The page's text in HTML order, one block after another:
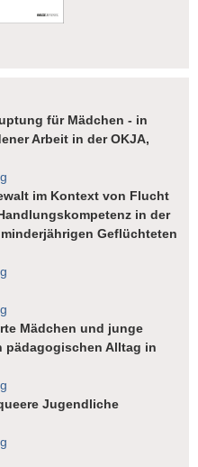
für Mädchen - in
Arbeit in der OKJA,
im Kontext von Flucht
in der
Geflüchteten
Mädchen und junge
pädagogischen Alltag in
Jugendliche